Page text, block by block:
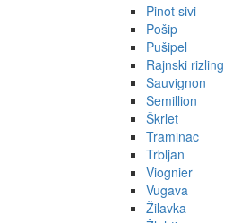
Pinot sivi
Pošip
Pušipel
Rajnski rizling
Sauvignon
Semillion
Škrlet
Traminac
Trbljan
Viognier
Vugava
Žilavka